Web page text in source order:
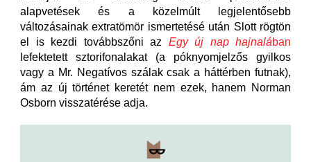
alapvetések és a közelmúlt legjelentősebb
változásainak extratömör ismertetésé után Slott rögtön
el is kezdi továbbszőni az Egy új nap hajnalában
lefektetett sztorifonalakat (a póknyomjelzős gyilkos
vagy a Mr. Negatívos szálak csak a háttérben futnak),
ám az új történet keretét nem ezek, hanem Norman
Osborn visszatérése adja.